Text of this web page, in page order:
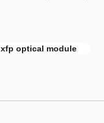
xfp optical module